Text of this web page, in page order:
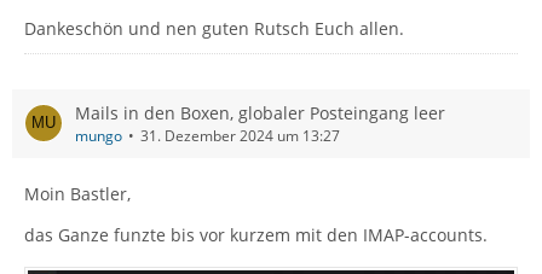
Dankeschön und nen guten Rutsch Euch allen.
Mails in den Boxen, globaler Posteingang leer
mungo 31. Dezember 2024 um 13:27
Moin Bastler,
das Ganze funzte bis vor kurzem mit den IMAP-accounts.